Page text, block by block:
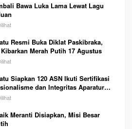
Bawa Luka Lama Lewat Lagu
Resmi Buka Diklat Paskibraka,
Merah Putih 17 Agustus
Siapkan 120 ASN Ikuti Sertifikasi
dan Integritas Aparatur
Meranti Disiapkan, Misi Besar